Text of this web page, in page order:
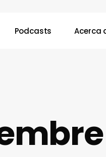
Podcasts Acerca